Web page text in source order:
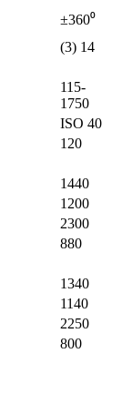
±360⁰
(3) 14
115-
1750
ISO 40
120
1440
1200
2300
880
1340
1140
2250
800